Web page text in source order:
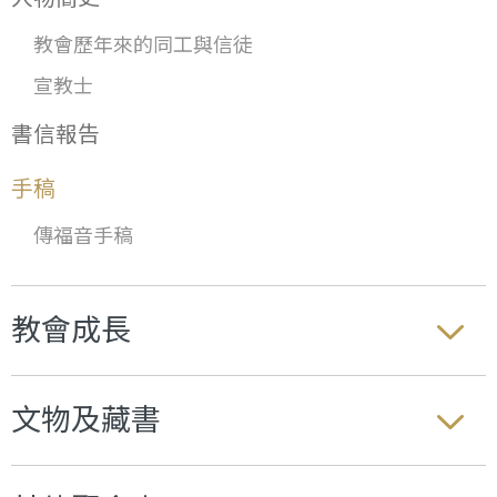
教會歷年來的同工與信徒
宣教士
書信報告
手稿
傳福音手稿
教會成長
文物及藏書